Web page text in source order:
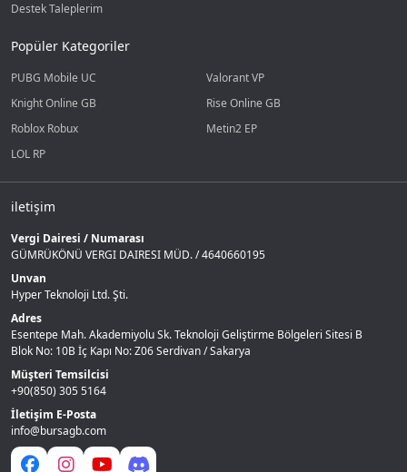
Destek Taleplerim
Popüler Kategoriler
PUBG Mobile UC
Valorant VP
Knight Online GB
Rise Online GB
Roblox Robux
Metin2 EP
LOL RP
iletişim
Vergi Dairesi / Numarası
GÜMRÜKÖNÜ VERGI DAIRESI MÜD. / 4640660195
Unvan
Hyper Teknoloji Ltd. Şti.
Adres
Esentepe Mah. Akademiyolu Sk. Teknoloji Geliştirme Bölgeleri Sitesi B
Blok No: 10B İç Kapı No: Z06 Serdivan / Sakarya
Müşteri Temsilcisi
+90(850) 305 5164
İletişim E-Posta
info@bursagb.com